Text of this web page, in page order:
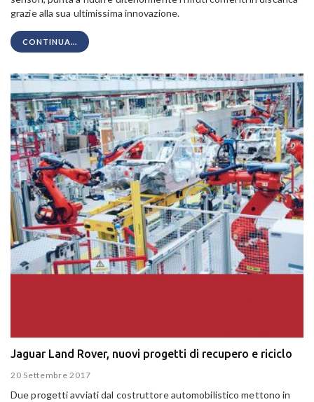
grazie alla sua ultimissima innovazione.
CONTINUA...
Jaguar Land Rover, nuovi progetti di recupero e riciclo
20 Settembre 2017
Due progetti avviati dal costruttore automobilistico mettono in